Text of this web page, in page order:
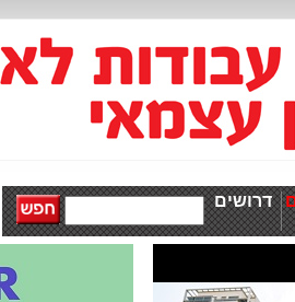
דרושים